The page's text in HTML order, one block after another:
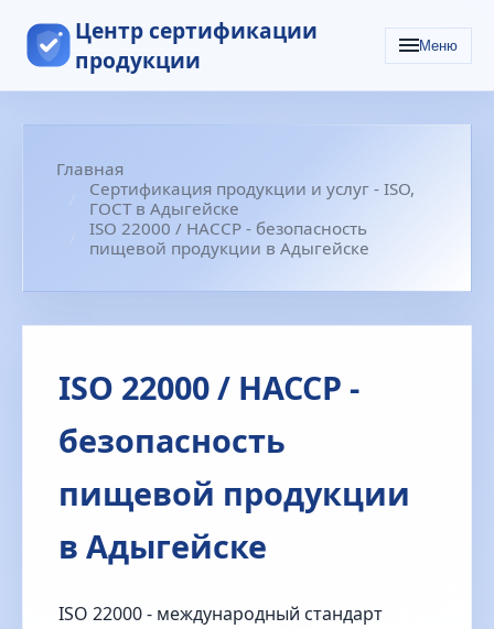
Центр сертификации
продукции
Меню
Главная
Сертификация продукции и услуг - ISO,
ГОСТ в Адыгейске
ISO 22000 / HACCP - безопасность
пищевой продукции в Адыгейске
ISO 22000 / HACCP -
безопасность
пищевой продукции
в Адыгейске
ISO 22000 - международный стандарт